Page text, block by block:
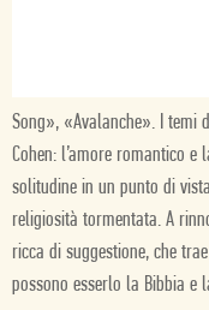
Song», «Avalanche». I temi
Cohen: l’amore romantico e
solitudine in un punto di
religiosità tormentata. A
ricca di suggestione, che
possono esserlo la Bibbia e